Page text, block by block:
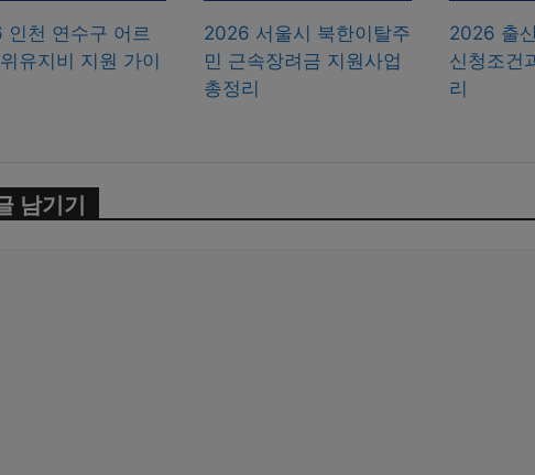
인천 연수구 어르
유지비 지원 가이
2026 서울시 북한이탈주
민 근속장려금 지원사업
총정리
2026 출
신청조건
리
남기기